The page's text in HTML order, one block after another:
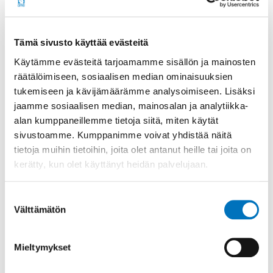
Tämä sivusto käyttää evästeitä
Käytämme evästeitä tarjoamamme sisällön ja mainosten
räätälöimiseen, sosiaalisen median ominaisuuksien
tukemiseen ja kävijämäärämme analysoimiseen. Lisäksi
jaamme sosiaalisen median, mainosalan ja analytiikka-
alan kumppaneillemme tietoja siitä, miten käytät
sivustoamme. Kumppanimme voivat yhdistää näitä
tietoja muihin tietoihin, joita olet antanut heille tai joita on
kerätty, kun olet käyttänyt heidän palvelujaan.
valinta
Välttämätön
Mieltymykset
Invalidiliiton, etiopialaisen kumppanijärjestömme ja
puheohjelma Maailma kylässä -festivaaleilla,
aiheena esteettömyyden merkitys Suomessa ja
Etiopiassa (27.5.2023)
Esteettömyys etenee Etiopiassa (17.10.2022)
Video Invalidiliiton kehitysyhteistyöstä, jota on
tehty jo 30 vuotta (18.8.2022)
Esteettömyys ja vaikuttamistyö esillä Invalidiliiton
Ajatuksia Invalidiliiton kehitysyhteistyöstä vuonna
2021 (14.12.2021)
Arkkitehtiopiskelijoiden esteettömyyskoulutus
uudelle tasolle Etiopiassa (22.10.2021)